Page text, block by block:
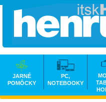
JARNÉ
POMÔCKY
PC,
NOTEBOOKY